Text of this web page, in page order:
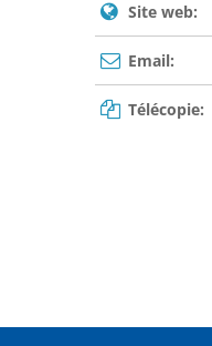
Site web:
Email:
Télécopie: